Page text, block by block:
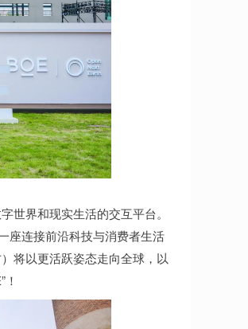
界和现实生活的交互平台。
座连接前沿科技与消费者生活
将以更活跃姿态走向全球，以